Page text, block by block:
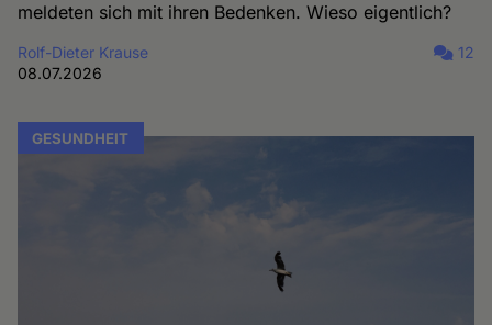
meldeten sich mit ihren Bedenken. Wieso eigentlich?
Rolf-Dieter Krause
08.07.2026
12
GESUNDHEIT